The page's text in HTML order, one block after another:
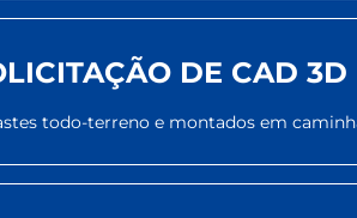
DE CAD 3D
todo-terreno e montados em